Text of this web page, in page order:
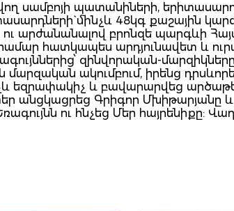
սամբոյի պատանիների,
մինչև 48կգ քաշային
ու արժանանալով բրոնզե պարգևի
հատկապես արդյունավետ և
զինվորական-
ակումբում, իրենց
եզրափակիչ և բավարարվեց
անցկացրեց Գրիգոր Մխիթարյանը և
ու հնչեց Մեր հայրենիքը: